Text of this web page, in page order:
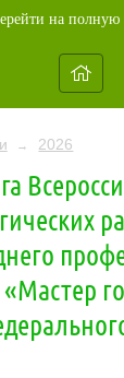
на полную
→ 2026